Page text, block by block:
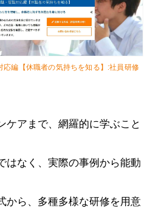
応編【休職者の気持ちを知る】:社員研修
ケアまで、網羅的に学ぶこと
はなく、実際の事例から能動
から、多種多様な研修を用意